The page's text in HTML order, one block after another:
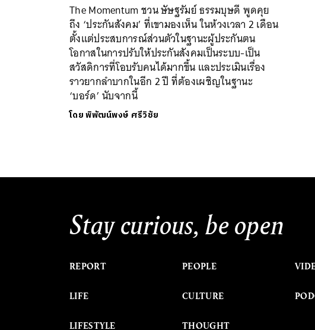
The Momentum ชวน ษัษฐรัมย์ ธรรมบุษดี พูดคุย
ถึง ‘ประกันสังคม’ ที่เขามองเห็น ในห้วงเวลา 2 เดือน
ตั้งแต่ประสบการณ์ส่วนตัวในฐานะผู้ประกันตน
โอกาสในการปรับให้ประกันสังคมเป็นระบบ-เป็น
สวัสดิการที่โอบรับคนได้มากขึ้น และประเมินเรื่อง
ราวยากลำบากในอีก 2 ปี ที่ต้องเผชิญในฐานะ
‘บอร์ด’ นับจากนี้
โดยพิพัฒน์พงษ์ ศรีวิชัย
Stay curious, be open
REPORT
LIFE
LIFESTYLE
PEOPLE
CULTURE
THOUGHT